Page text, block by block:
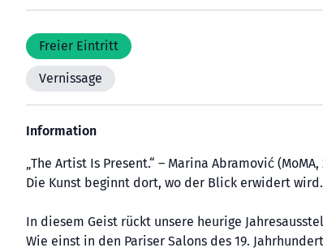
Freier Eintritt
Vernissage
Information
„The Artist Is Present.“ – Marina Abramović (MoMA,
Die Kunst beginnt dort, wo der Blick erwidert wird.
In diesem Geist rückt unsere heurige
Wie einst in den Pariser Salons des 19.